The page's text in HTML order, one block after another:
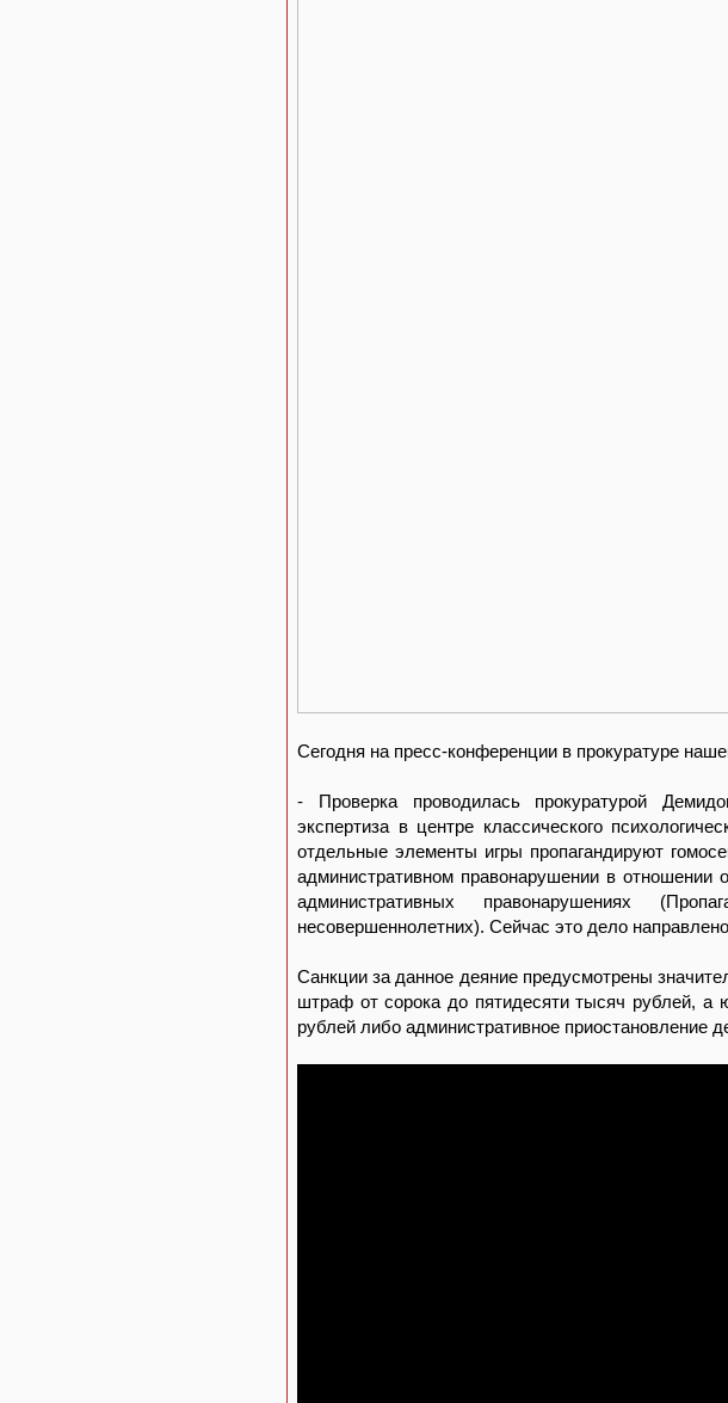
Сегодня на пресс-конференции в прокуратуре
- Проверка проводилась прокуратурой
экспертиза в центре классического
отдельные элементы игры пропагандируют
административном правонарушении в
административных правонарушениях
несовершеннолетних). Сейчас это дело
Санкции за данное деяние предусмотрены
штраф от сорока до пятидесяти тысяч рублей,
рублей либо административное приостановление